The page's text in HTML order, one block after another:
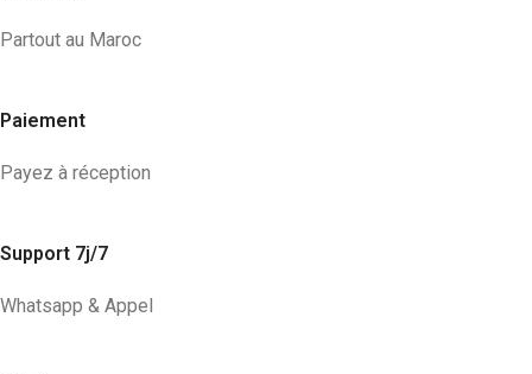
Partout au Maroc
Paiement
Payez à réception
Support 7j/7
Whatsapp & Appel